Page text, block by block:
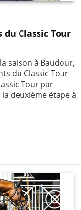
Classic Tour
saison à Baudour,
du Classic Tour
Tour par
deuxième étape à